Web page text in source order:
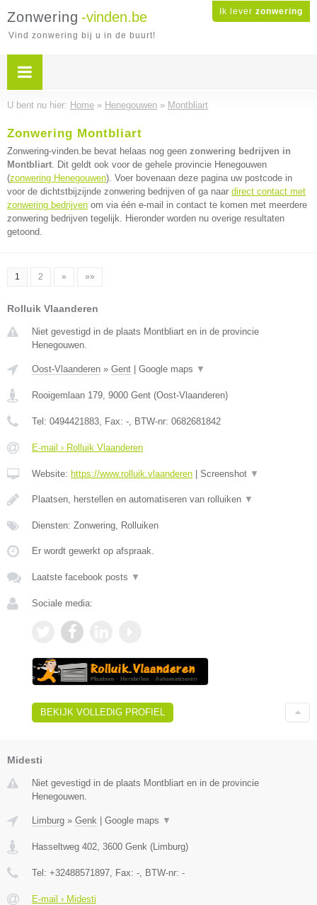
Ik lever zonwering
Zonwering -vinden.be
Vind zonwering bij u in de buurt!
U bent nu hier: Home » Henegouwen » Montbliart
Zonwering Montbliart
Zonwering-vinden.be bevat helaas nog geen zonwering bedrijven in
Montbliart. Dit geldt ook voor de gehele provincie Henegouwen
(zonwering Henegouwen). Voer bovenaan deze pagina uw postcode in
voor de dichtstbijzijnde zonwering bedrijven of ga naar direct contact met
zonwering bedrijven om via één e-mail in contact te komen met meerdere
zonwering bedrijven tegelijk. Hieronder worden nu overige resultaten
getoond.
1 2 » »»
Rolluik Vlaanderen
Niet gevestigd in de plaats Montbliart en in de provincie
Henegouwen.
Oost-Vlaanderen » Gent Google maps ▼
Rooigemlaan 179, 9000 Gent (Oost-Vlaanderen)
Tel: 0494421883, Fax: -, BTW-nr: 0682681842
E-mail › Rolluik Vlaanderen
Website: https://www.rolluik.vlaanderen Screenshot ▼
Plaatsen, herstellen en automatiseren van rolluiken ▼
Diensten: Zonwering, Rolluiken
Er wordt gewerkt op afspraak.
Laatste facebook posts ▼
Sociale media:
BEKIJK VOLLEDIG PROFIEL
Midesti
Niet gevestigd in de plaats Montbliart en in de provincie
Henegouwen.
Limburg » Genk | Google maps ▼
Hasseltweg 402 3600 Genk (Limburg)
Tel: +32488571897 , Fax: - , BTW-nr: -
E-mail › Midesti